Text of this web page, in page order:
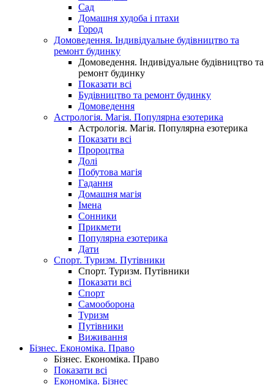
Сад
Домашня худоба і птахи
Город
Домоведення. Індивідуальне будівництво та
ремонт будинку
Домоведення. Індивідуальне будівництво та
ремонт будинку
Показати всі
Будівництво та ремонт будинку
Домоведення
Астрологія. Магія. Популярна езотерика
Астрологія. Магія. Популярна езотерика
Показати всі
Пророцтва
Долі
Побутова магія
Гадання
Домашня магія
Імена
Сонники
Прикмети
Популярна езотерика
Дати
Спорт. Туризм. Путівники
Спорт. Туризм. Путівники
Показати всі
Спорт
Самооборона
Туризм
Путівники
Виживання
Бізнес. Економіка. Право
Бізнес. Економіка. Право
Показати всі
Економіка. Бізнес